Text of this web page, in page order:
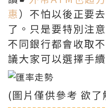
惠）不怕以後正要
了。只是要特別注
不同銀行都會收取
議大家可以選擇手
(圖片僅供參考 欲